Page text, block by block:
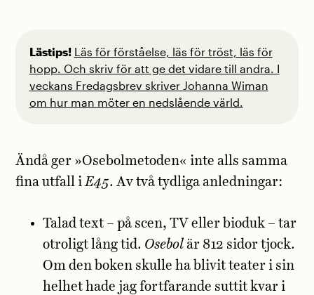
Lästips! Läs för förståelse, läs för tröst, läs för
hopp. Och skriv för att ge det vidare till andra. I
veckans Fredagsbrev skriver Johanna Wiman
om hur man möter en nedslående värld.
Ändå ger »Osebolmetoden« inte alls samma
fina utfall iE45. Av två tydliga anledningar:
Talad text – på scen, TV eller bioduk – tar
otroligt lång tid. Osebolär 812 sidor tjock.
Om den boken skulle ha blivit teater i sin
helhet hade jag fortfarande suttit kvar i